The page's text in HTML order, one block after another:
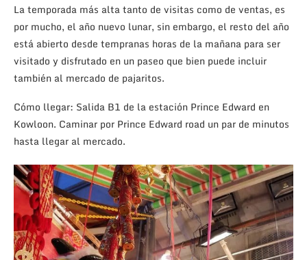
La temporada más alta tanto de visitas como de ventas, es
por mucho, el año nuevo lunar, sin embargo, el resto del año
está abierto desde tempranas horas de la mañana para ser
visitado y disfrutado en un paseo que bien puede incluir
también al mercado de pajaritos.
Cómo llegar: Salida B1 de la estación Prince Edward en
Kowloon. Caminar por Prince Edward road un par de minutos
hasta llegar al mercado.